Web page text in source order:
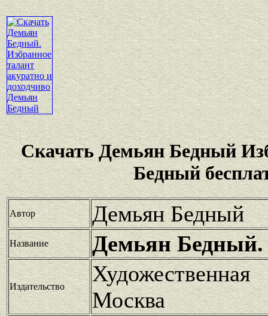
Скачать Демьян Бедный
Бедный
Автор Демьян Бедный
Название Демьян Бедный.
Издательство
Москва